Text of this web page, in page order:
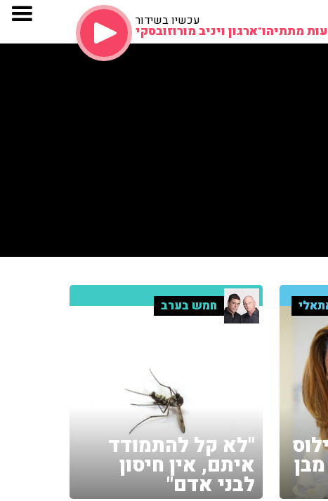
עכשיו בשידור
מתתיהו־ארגון ויניב מורוזובסקי
חמש בערב
"לא קל להתמודד
איתם, אין חיסון
לבני אדם"